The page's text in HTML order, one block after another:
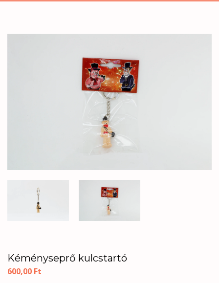
Kéményseprő kulcstartó
600,00 Ft